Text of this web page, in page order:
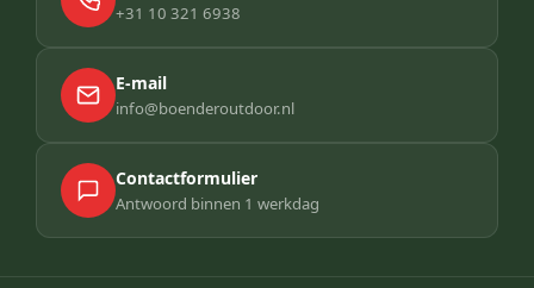
+31 10 321 6938
E-mail
info@boenderoutdoor.nl
Contactformulier
Antwoord binnen 1 werkdag